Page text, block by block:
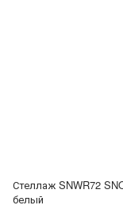
Стеллаж SNWR72
белый